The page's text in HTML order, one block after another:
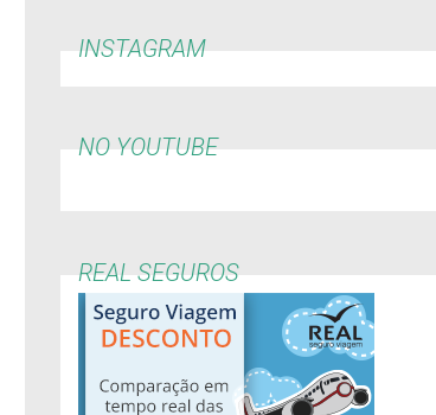
INSTAGRAM
NO YOUTUBE
REAL SEGUROS